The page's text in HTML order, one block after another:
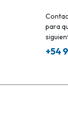
para
+54